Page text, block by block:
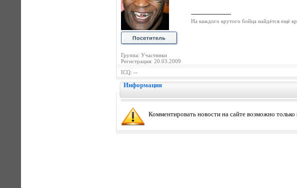
Группа: Участники
Регистрация: 20.03.2009
--------------------
На каждого крутого бойца найдётся ещё
ICQ: --
Информация
Комментировать новости на сайте возможно только